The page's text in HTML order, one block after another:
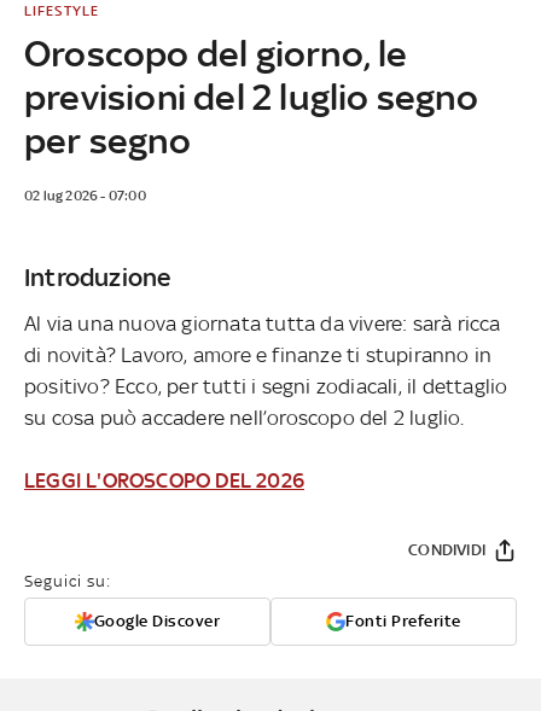
Oroscopo del giorno, le
previsioni del 2 luglio segno
per segno
LIFESTYLE
02 lug 2026 - 07:00
Introduzione
Al via una nuova giornata tutta da vivere: sarà ricca
di novità? Lavoro, amore e finanze ti stupiranno in
positivo? Ecco, per tutti i segni zodiacali, il dettaglio
su cosa può accadere nell’oroscopo del 2 luglio.
LEGGI L'OROSCOPO DEL 2026
Seguici su:
Google Discover Fonti Preferite
CONDIVIDI